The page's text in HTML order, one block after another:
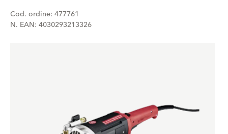
Cod. ordine: 477761
N. EAN: 4030293213326